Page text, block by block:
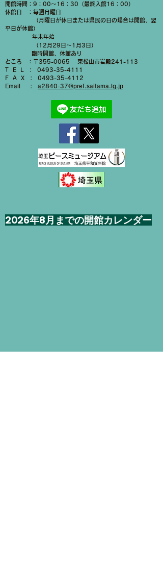
​開館時間：9：00～16：30（最終入館16：00）
休館日 ：毎週月曜日
（月曜日が休日または県民の日の場合は開館、翌
平日が休館）
年末年始​​
（12月29日～1月3日）
​ 臨時開館、休館あり
ところ ：〒355-0065
東松山市岩殿241-113
T E L : 0493-35-4111
F A X : 0493-35-4112
Email : a2840-37@pref.saitama.lg.jp
2026年8月までの開館カレンダー